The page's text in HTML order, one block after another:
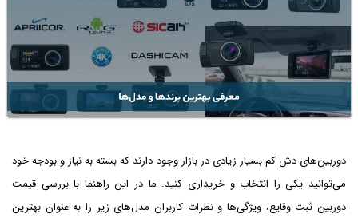
دوربین‌های دش کم بسیار زیادی در بازار وجود دارند که بسته به نیاز و بودجه خود
می‌توانید یکی را انتخاب و خریداری کنید. ما در این راهنما با بررسی قیمت
دوربین ثبت وقایع، ویژگی‌ها و نظرات کاربران مدل‌های زیر را به عنوان بهترین